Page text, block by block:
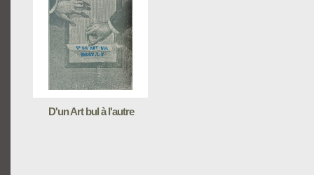
D'un Art bul à l'autre